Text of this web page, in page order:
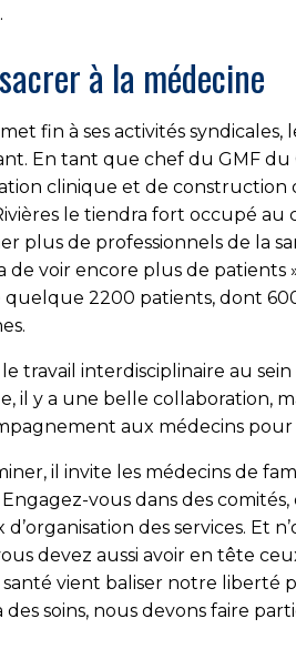
à la médecine
met fin à ses activités syndicales,
En tant que chef du GMF du
clinique et de construction
le tiendra fort occupé au
plus de professionnels de la
de voir encore plus de patients
quelque 2200 patients, dont
travail interdisciplinaire au
il y a une belle collaboration,
aux médecins
il invite les médecins de
Engagez-vous dans des
d’organisation des services. Et
devez aussi avoir en tête
vient baliser notre liberté
des soins, nous devons faire